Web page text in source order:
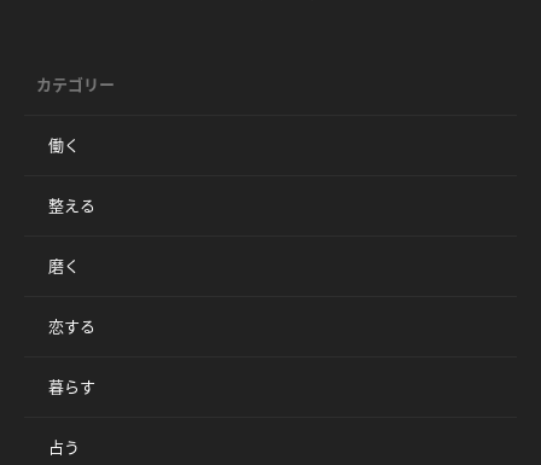
カテゴリー
働く
整える
磨く
恋する
暮らす
占う